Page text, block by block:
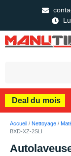
Deal du mois
Accueil / Nettoyage /
BXD-XZ-2SLI